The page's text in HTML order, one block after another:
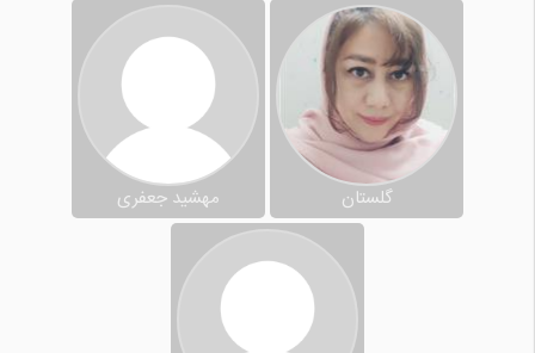
گلستان مهشید جعفری